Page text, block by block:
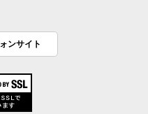
ンサイト